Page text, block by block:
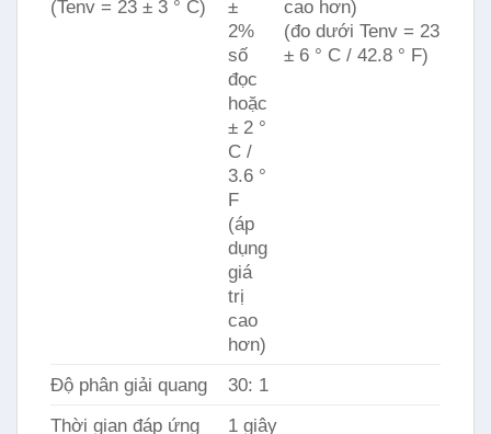
(Tenv = 23 ± 3 ° C)
±
2%
số
đọc
hoặc
± 2 °
C /
3.6 °
F
(áp
dụng
giá
trị
cao
hơn)
cao hơn)
(đo dưới Tenv = 23
± 6 ° C / 42.8 ° F)
Độ phân giải quang
30: 1
Thời gian đáp ứng
1 giây